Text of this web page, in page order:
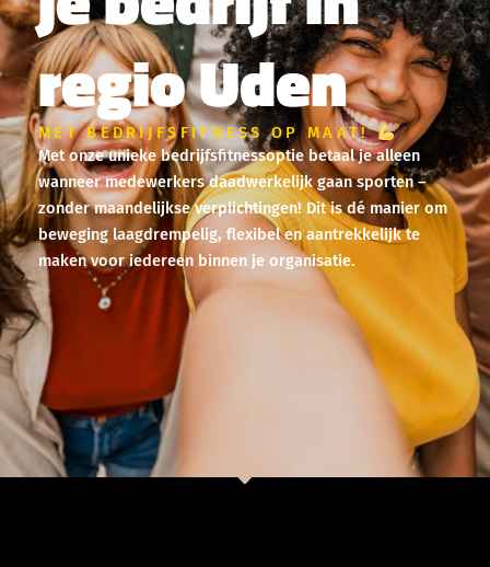
regio Uden
MET BEDRIJFSFITNESS OP MAAT!
Met onze unieke bedrijfsfitnessoptie betaal je alleen
wanneer medewerkers daadwerkelijk gaan sporten –
zonder maandelijkse verplichtingen! Dit is dé manier om
beweging laagdrempelig, flexibel en aantrekkelijk te
maken voor iedereen binnen je organisatie.